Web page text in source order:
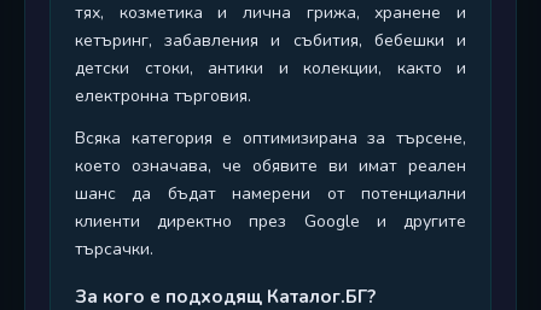
тях, козметика и лична грижа, хранене и
кетъринг, забавления и събития, бебешки и
детски стоки, антики и колекции, както и
електронна търговия.
Всяка категория е оптимизирана за търсене,
което означава, че обявите ви имат реален
шанс да бъдат намерени от потенциални
клиенти директно през Google и другите
търсачки.
За кого е подходящ Каталог.БГ?